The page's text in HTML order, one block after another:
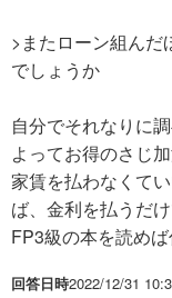
>またローン組んだ
でしょうか
自分でそれなりに
よってお得のさじ加
家賃を払わなくて
ば、金利を払うだ
FP3級の本を読め
回答日時2022/12/31